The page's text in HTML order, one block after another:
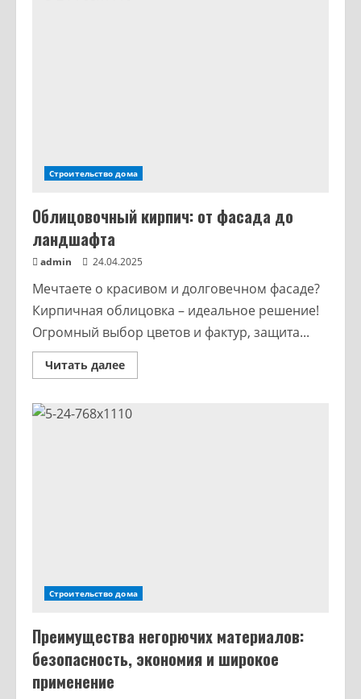
Строительство дома
Облицовочный кирпич: от фасада до
ландшафта
admin 24.04.2025
Мечтаете о красивом и долговечном фасаде?
Кирпичная облицовка – идеальное решение!
Огромный выбор цветов и фактур, защита...
Читать далее
Строительство дома
Преимущества негорючих материалов:
безопасность, экономия и широкое
применение